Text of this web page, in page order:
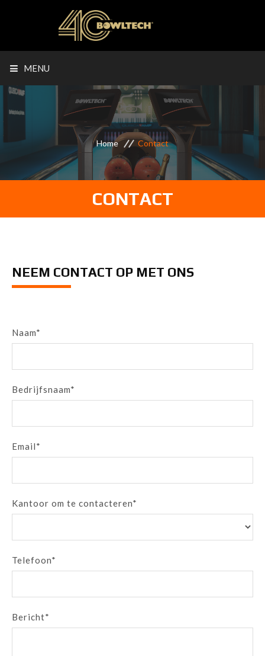
MENU
Home Contact
CONTACT
NEEM CONTACT OP MET ONS
Naam*
Bedrijfsnaam*
Email*
Kantoor om te contacteren*
Telefoon*
Bericht*